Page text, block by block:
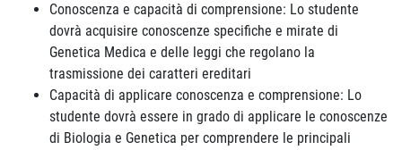
Conoscenza e capacità di comprensione: Lo studente
dovrà acquisire conoscenze specifiche e mirate di
Genetica Medica e delle leggi che regolano la
trasmissione dei caratteri ereditari
Capacità di applicare conoscenza e comprensione: Lo
studente dovrà essere in grado di applicare le conoscenze
di Biologia e Genetica per comprendere le principali